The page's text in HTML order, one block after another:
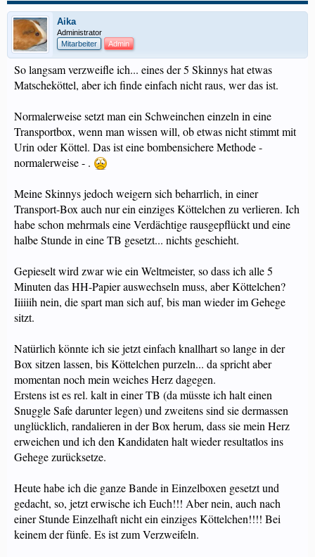
Aika
Administrator
Mitarbeiter
Admin
So langsam verzweifle ich... eines der 5 Skinnys hat etwas
Matscheköttel, aber ich finde einfach nicht raus, wer das ist.
Normalerweise setzt man ein Schweinchen einzeln in eine
Transportbox, wenn man wissen will, ob etwas nicht stimmt mit
Urin oder Köttel. Das ist eine bombensichere Methode -
normalerweise - .
Meine Skinnys jedoch weigern sich beharrlich, in einer
Transport-Box auch nur ein einziges Köttelchen zu verlieren. Ich
habe schon mehrmals eine Verdächtige rausgepflückt und eine
halbe Stunde in eine TB gesetzt... nichts geschieht.
Gepieselt wird zwar wie ein Weltmeister, so dass ich alle 5
Minuten das HH-Papier auswechseln muss, aber Köttelchen?
Iiiiiih nein, die spart man sich auf, bis man wieder im Gehege
sitzt.
Natürlich könnte ich sie jetzt einfach knallhart so lange in der
Box sitzen lassen, bis Köttelchen purzeln... da spricht aber
momentan noch mein weiches Herz dagegen.
Erstens ist es rel. kalt in einer TB (da müsste ich halt einen
Snuggle Safe darunter legen) und zweitens sind sie dermassen
unglücklich, randalieren in der Box herum, dass sie mein Herz
erweichen und ich den Kandidaten halt wieder resultatlos ins
Gehege zurücksetze.
Heute habe ich die ganze Bande in Einzelboxen gesetzt und
gedacht, so, jetzt erwische ich Euch!!! Aber nein, auch nach
einer Stunde Einzelhaft nicht ein einziges Köttelchen!!!! Bei
keinem der fünfe. Es ist zum Verzweifeln.